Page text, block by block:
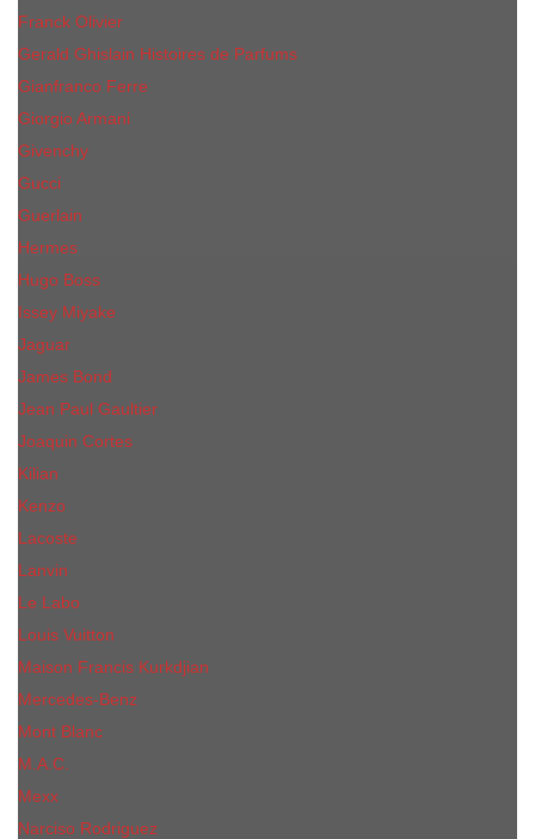
Franck Olivier
Gerald Ghislain Histoires de Parfums
Gianfranco Ferre
Giorgio Armani
Givenchy
Gucci
Guerlain
Hermes
Hugo Boss
Issey Miyake
Jaguar
James Bond
Jean Paul Gaultier
Joaquin Сortes
Kilian
Kenzo
Lacoste
Lanvin
Le Labo
Louis Vuitton
Maison Francis Kurkdjian
Mercedes-Benz
Mont Blanc
M.А.C.
Mexx
Narciso Rodriguez